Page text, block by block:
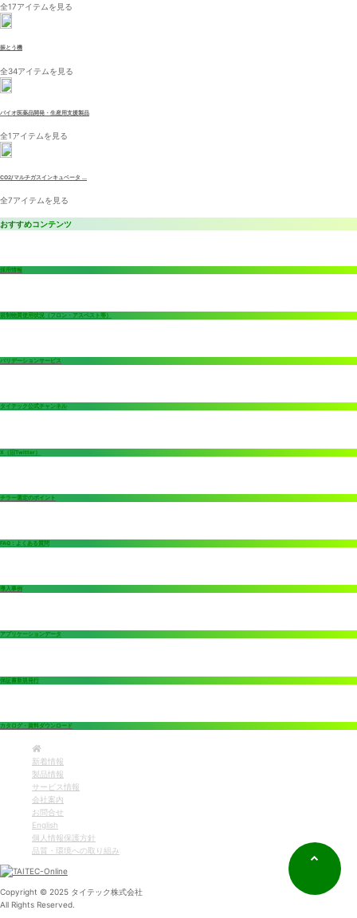
全17アイテムを見る
振とう機
全34アイテムを見る
バイオ医薬品開発・生産用支援製品
全1アイテムを見る
CO2/マルチガスインキュベータ ...
全7アイテムを見る
おすすめコンテンツ
採用情報
規制物質使用状況（フロン・アスベスト等）
バリデーションサービス
タイテック公式チャンネル
X（旧Twitter）
チラー選定のポイント
FAQ：よくある質問
導入事例
アプリケーションデータ
保証書新規発行
カタログ・資料ダウンロード
新着情報
製品情報
サービス情報
会社案内
お問合せ
English
個人情報保護方針
品質・環境への取り組み
Copyright © 2025 タイテック株式会社
All Rights Reserved.